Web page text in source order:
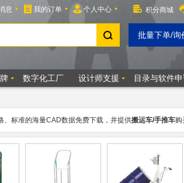
、标准的海量CAD数据免费下载，并提供搬运车/手推车购买